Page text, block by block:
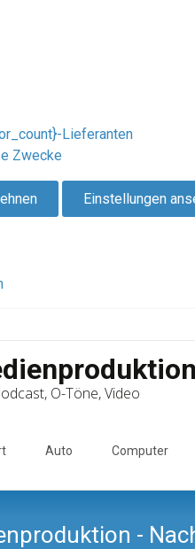
Lieferanten
Zwecke
Einstellungen
O-Töne, Video
Auto Computer
-